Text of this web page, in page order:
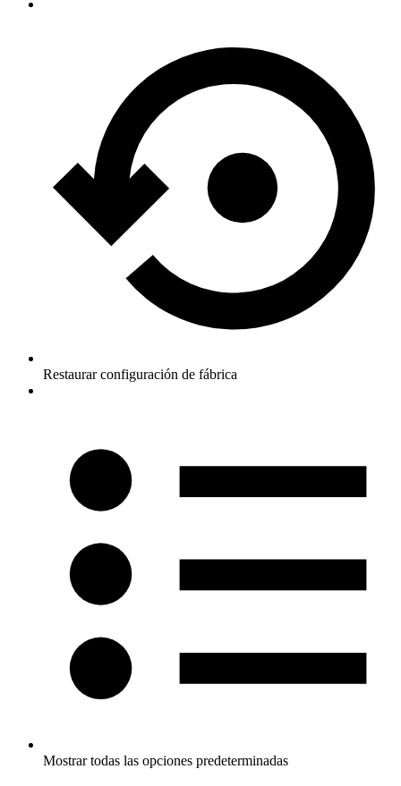
Restaurar configuración de fábrica
Mostrar todas las opciones predeterminadas